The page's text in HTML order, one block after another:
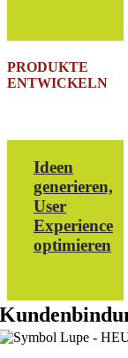
PRODUKTE
ENTWICKELN
Ideen
generieren,
User
Experience
optimieren